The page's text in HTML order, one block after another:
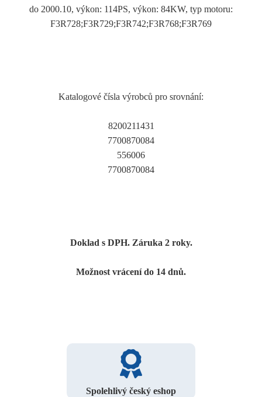
do 2000.10, výkon: 114PS, výkon: 84KW, typ motoru:
F3R728;F3R729;F3R742;F3R768;F3R769
Katalogové čísla výrobců pro srovnání:
8200211431
7700870084
556006
7700870084
Doklad s DPH. Záruka 2 roky.
Možnost vrácení do 14 dnů.
Spolehlivý český eshop